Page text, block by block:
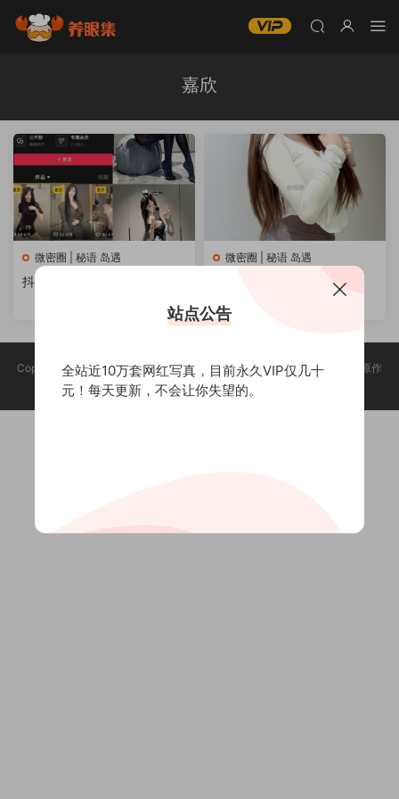
嘉欣
微密圈 | 秘语 岛遇
抖音 嘉欣 岛遇写真资源合集
微密圈 | 秘语 岛遇
抖音嘉欣微密圈 写真合集
Copyright @ 2025 养眼集 版权声明:本站所有资源均收集于网络，版权归原作
者所有，如有侵权，请联系删除。
站点公告
全站近10万套网红写真，目前永久VIP仅几十
元！每天更新，不会让你失望的。